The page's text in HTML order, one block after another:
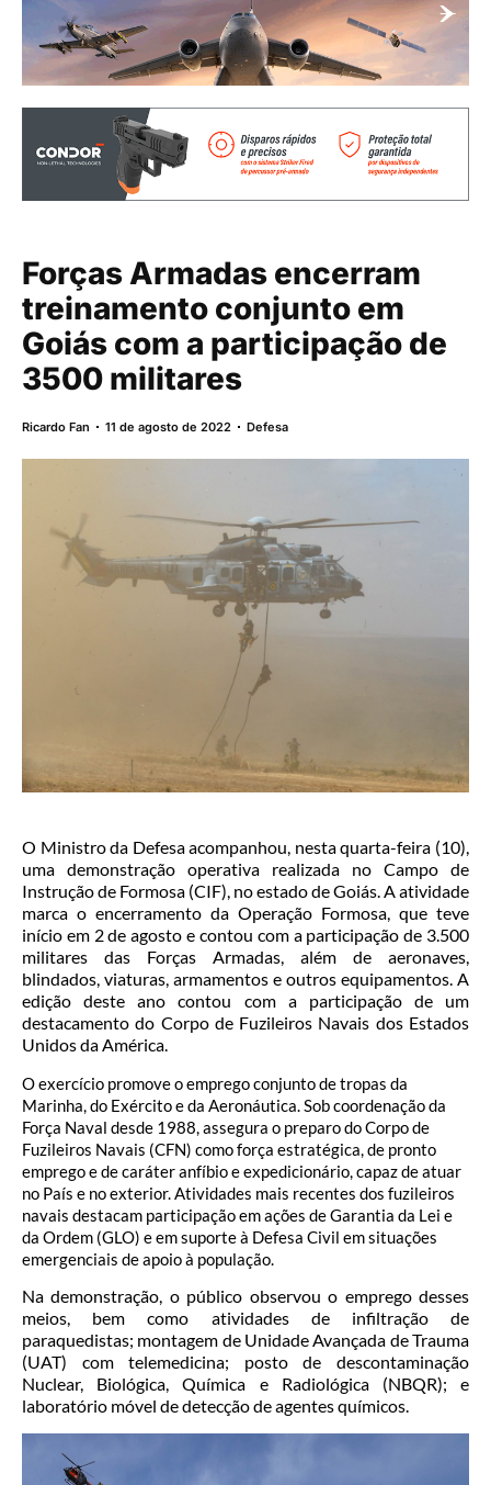
Forças Armadas encerram
treinamento conjunto em
Goiás com a participação de
3500 militares
Ricardo Fan 11 de agosto de 2022 Defesa
O Ministro da Defesa acompanhou, nesta quarta-feira (10),
uma demonstração operativa realizada no Campo de
Instrução de Formosa (CIF), no estado de Goiás. A atividade
marca o encerramento da Operação Formosa, que teve
início em 2 de agosto e contou com a participação de 3.500
militares das Forças Armadas, além de aeronaves,
blindados, viaturas, armamentos e outros equipamentos. A
edição deste ano contou com a participação de um
destacamento do Corpo de Fuzileiros Navais dos Estados
Unidos da América.
O exercício promove o emprego conjunto de tropas da
Marinha, do Exército e da Aeronáutica. Sob coordenação da
Força Naval desde 1988, assegura o preparo do Corpo de
Fuzileiros Navais (CFN) como força estratégica, de pronto
emprego e de caráter anfíbio e expedicionário, capaz de atuar
no País e no exterior. Atividades mais recentes dos fuzileiros
navais destacam participação em ações de Garantia da Lei e
da Ordem (GLO) e em suporte à Defesa Civil em situações
emergenciais de apoio à população.
Na demonstração, o público observou o emprego desses
meios, bem como atividades de infiltração de
paraquedistas; montagem de Unidade Avançada de Trauma
(UAT) com telemedicina; posto de descontaminação
Nuclear, Biológica, Química e Radiológica (NBQR); e
laboratório móvel de detecção de agentes químicos.